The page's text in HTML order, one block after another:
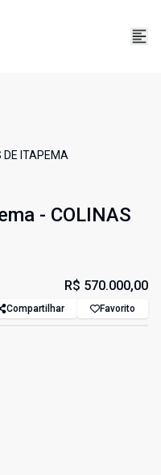
ITAPEMA
- COLINAS
R$ 570.000,00
Compartilhar Favorito